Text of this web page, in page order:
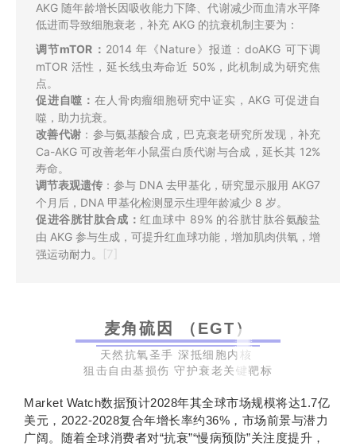
AKG 随年龄增长因吸收能力下降、代谢减少而血清水平降
低进而导致细胞衰老，补充 AKG 的抗衰机制主要为：
调节mTOR： 2014 年《Nature》报道：doAKG 可下调
mTOR 活性，延长线虫寿命近 50%，此机制成为研究焦
点。
促进自噬：在人骨肉瘤细胞研究中证实，AKG 可促进自
噬，助力抗衰。
改善代谢 ：参与氨基酸合成，巴克衰老研究所发现，补充
Ca-AKG 可改善老年小鼠蛋白质代谢与合成，延长其 12%
寿命。
调节表观遗传 ：参与 DNA 去甲基化，研究显示服用 AKG7
个月后，DNA 甲基化检测显示生理年龄减少 8 岁。
促进谷胱甘肽合成：红血球中 89% 的谷胱甘肽谷氨酸盐
由 AKG 参与生成，可提升红血球功能，增加肌肉供氧，增
强运动耐力。
[7]
麦角硫因 （EGT）
天然抗氧圣手 深抵细胞内核
狙击自由基损伤 守护衰老关键靶标
Market Watch数据预计2028年其全球市场规模将达1.7亿
美元，2022-2028复合年增长率约36%，市场前景与潜力
广阔。随着全球消费者对“抗衰”“慢病预防”关注度提升，